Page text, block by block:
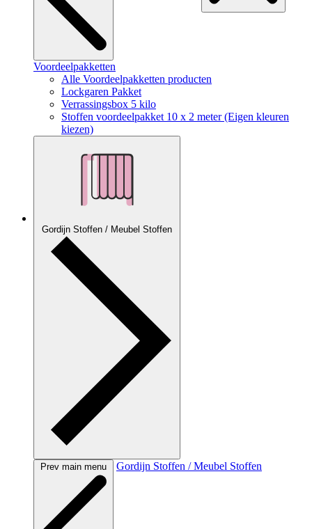
Voordeelpakketten
Alle Voordeelpakketten producten
Lockgaren Pakket
Verrassingsbox 5 kilo
Stoffen voordeelpakket 10 x 2 meter (Eigen kleuren
kiezen)
Gordijn Stoffen / Meubel Stoffen
Prev main menu Gordijn Stoffen / Meubel Stoffen